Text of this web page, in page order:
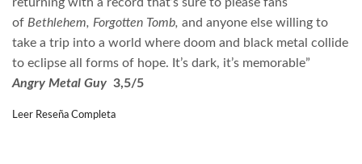
of Bethlehem, Forgotten Tomb, and anyone else willing to
take a trip into a world where doom and black metal collide
to eclipse all forms of hope. It’s dark, it’s memorable”
Angry Metal Guy 3,5/5
Leer Reseña Completa